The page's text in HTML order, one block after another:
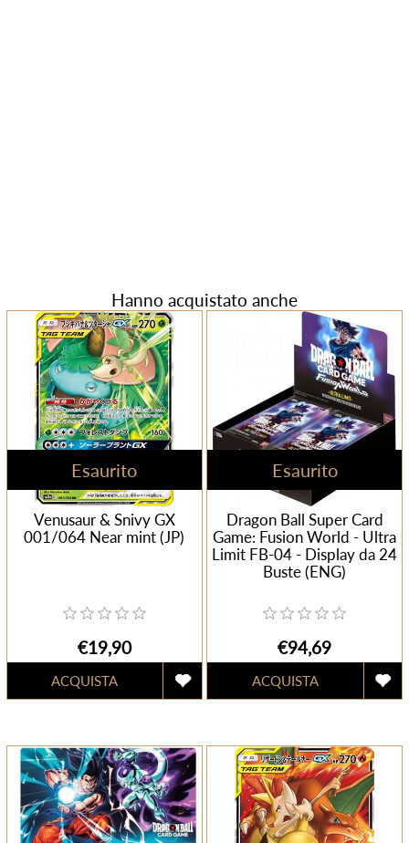
Hanno acquistato anche
Esaurito
Venusaur & Snivy GX
001/064 Near mint (JP)
€19,90
Esaurito
Dragon Ball Super Card
Game: Fusion World - Ultra
Limit FB-04 - Display da 24
Buste (ENG)
€94,69